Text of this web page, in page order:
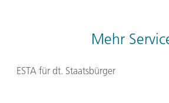
Mehr
ESTA für dt. Staatsbürger